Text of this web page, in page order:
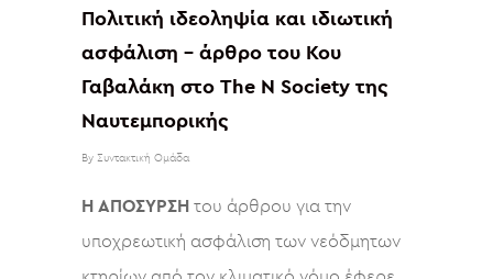
Πολιτική ιδεοληψία και ιδιωτική
ασφάλιση – άρθρο του Κου
Γαβαλάκη στο The N Society της
Ναυτεμπορικής
By Συντακτική Ομάδα
H ΑΠΟΣΥΡΣΗ του άρθρου για την
υποχρεωτική ασφάλιση των νεόδμητων